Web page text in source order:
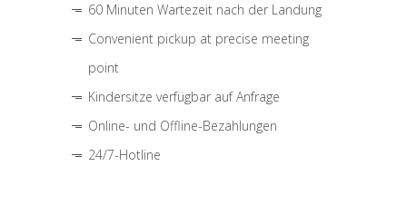
60 Minuten Wartezeit nach der Landung
Convenient pickup at precise meeting
point
Kindersitze verfügbar auf Anfrage
Online- und Offline-Bezahlungen
24/7-Hotline